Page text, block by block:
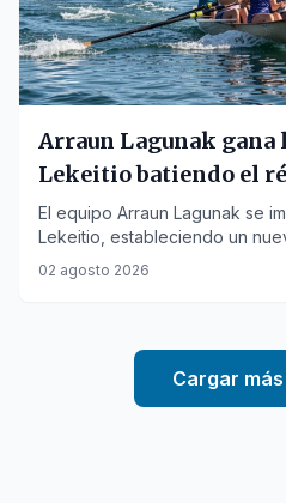
Arraun Lagunak gana
Lekeitio batiendo el
11ª bandera
El equipo Arraun Lagunak se
Lekeitio, estableciendo un
undécima bandera de la
02 agosto 2026
Cargar